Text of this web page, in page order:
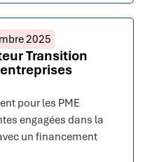
2025
Transition
pour les PME
engagées dans la
un financement